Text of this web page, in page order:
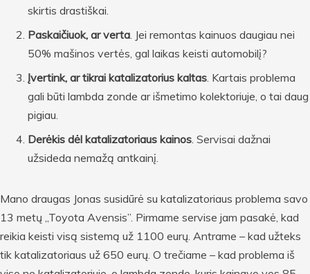
skirtis drastiškai.
Paskaičiuok, ar verta. Jei remontas kainuos daugiau nei
50% mašinos vertės, gal laikas keisti automobilį?
Įvertink, ar tikrai katalizatorius kaltas. Kartais problema
gali būti lambda zonde ar išmetimo kolektoriuje, o tai daug
pigiau.
Derėkis dėl katalizatoriaus kainos. Servisai dažnai
užsideda nemažą antkainį.
Mano draugas Jonas susidūrė su katalizatoriaus problema savo
13 metų „Toyota Avensis”. Pirmame servise jam pasakė, kad
reikia keisti visą sistemą už 1100 eurų. Antrame – kad užteks
tik katalizatoriaus už 650 eurų. O trečiame – kad problema iš